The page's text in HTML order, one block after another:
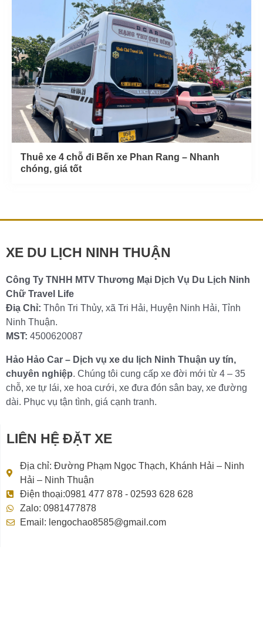
Thuê xe 4 chỗ đi Bến xe Phan Rang – Nhanh
chóng, giá tốt
XE DU LỊCH NINH THUẬN
Công Ty TNHH MTV Thương Mại Dịch Vụ Du Lịch Ninh
Chữ Travel Life
Điạ Chỉ: Thôn Tri Thủy, xã Tri Hải, Huyện Ninh Hải, Tỉnh
Ninh Thuận.
MST: 4500620087
Hảo Hảo Car – Dịch vụ xe du lịch Ninh Thuận uy tín,
chuyên nghiệp. Chúng tôi cung cấp xe đời mới từ 4 – 35
chỗ, xe tự lái, xe hoa cưới, xe đưa đón sân bay, xe đường
dài. Phục vụ tận tình, giá cạnh tranh.
LIÊN HỆ ĐẶT XE
Địa chỉ: Đường Phạm Ngọc Thạch, Khánh Hải – Ninh
Hải – Ninh Thuận
Điện thoại:0981 477 878 - 02593 628 628
Zalo: 0981477878
Email: lengochao8585@gmail.com